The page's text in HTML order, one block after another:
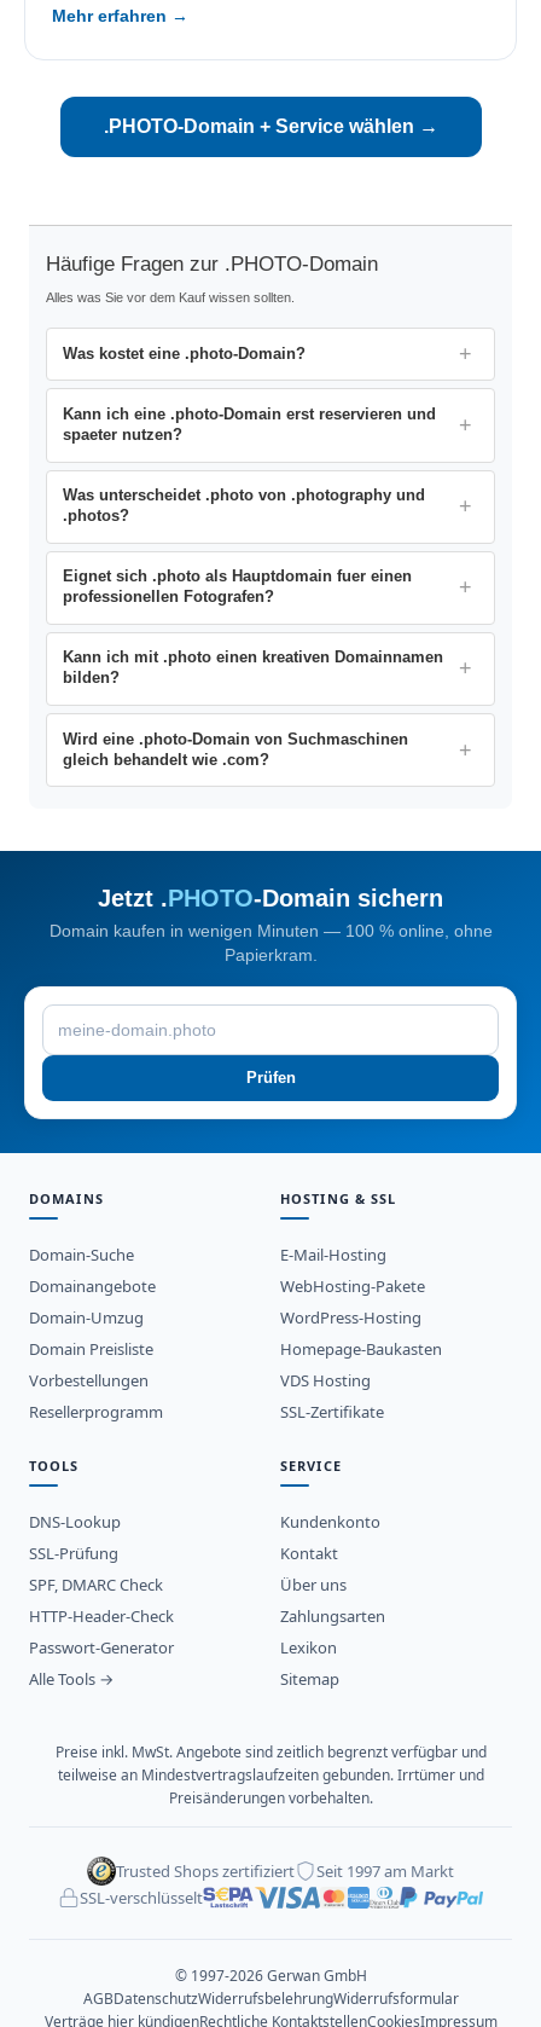
Mehr erfahren →
.PHOTO-Domain + Service wählen →
Häufige Fragen zur .PHOTO-Domain
Alles was Sie vor dem Kauf wissen sollten.
Was kostet eine .photo-Domain?
Kann ich eine .photo-Domain erst reservieren und
spaeter nutzen?
Was unterscheidet .photo von .photography und
.photos?
Eignet sich .photo als Hauptdomain fuer einen
professionellen Fotografen?
Kann ich mit .photo einen kreativen Domainnamen
bilden?
Wird eine .photo-Domain von Suchmaschinen
gleich behandelt wie .com?
Jetzt .PHOTO-Domain sichern
Domain kaufen in wenigen Minuten — 100 % online, ohne
Papierkram.
Prüfen
DOMAINS
Domain-Suche
Domainangebote
Domain-Umzug
Domain Preisliste
Vorbestellungen
Resellerprogramm
HOSTING & SSL
E-Mail-Hosting
WebHosting-Pakete
WordPress-Hosting
Homepage-Baukasten
VDS Hosting
SSL-Zertifikate
TOOLS
DNS-Lookup
SSL-Prüfung
SPF, DMARC Check
HTTP-Header-Check
Passwort-Generator
Alle Tools →
SERVICE
Kundenkonto
Kontakt
Über uns
Zahlungsarten
Lexikon
Sitemap
Preise inkl. MwSt. Angebote sind zeitlich begrenzt verfügbar und
teilweise an Mindestvertragslaufzeiten gebunden. Irrtümer und
Preisänderungen vorbehalten.
Trusted Shops zertifiziert
Seit 1997 am Markt
SSL-verschlüsselt
© 1997-2026 Gerwan GmbH
AGBDatenschutzWiderrufsbelehrungWiderrufsformular
Verträge hier kündigenRechtliche KontaktstellenCookiesImpressum